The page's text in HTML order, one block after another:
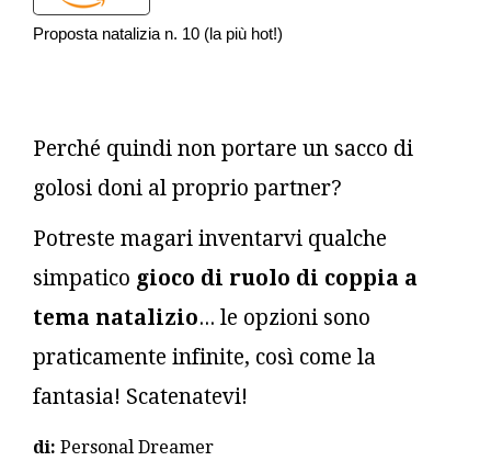
Proposta natalizia n. 10 (la più hot!)
Perché quindi non portare un sacco di
golosi doni al proprio partner?
Potreste magari inventarvi qualche
simpatico gioco di ruolo di coppia a
tema natalizio... le opzioni sono
praticamente infinite, così come la
fantasia! Scatenatevi!
di: Personal Dreamer